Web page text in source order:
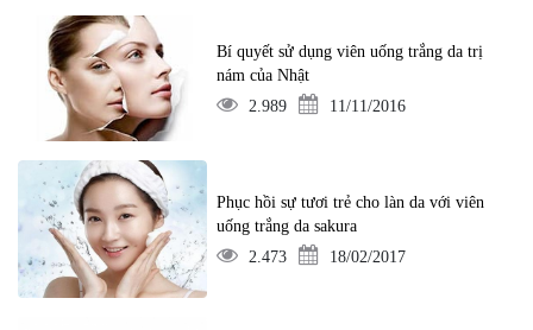
Bí quyết sử dụng viên uống trắng da trị
nám của Nhật
2.989
11/11/2016
Phục hồi sự tươi trẻ cho làn da với viên
uống trắng da sakura
2.473
18/02/2017